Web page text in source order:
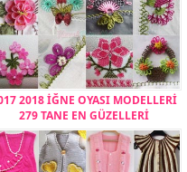
2018 İĞNE OYASI MODELLERİ
279 TANE EN GÜZELLERİ